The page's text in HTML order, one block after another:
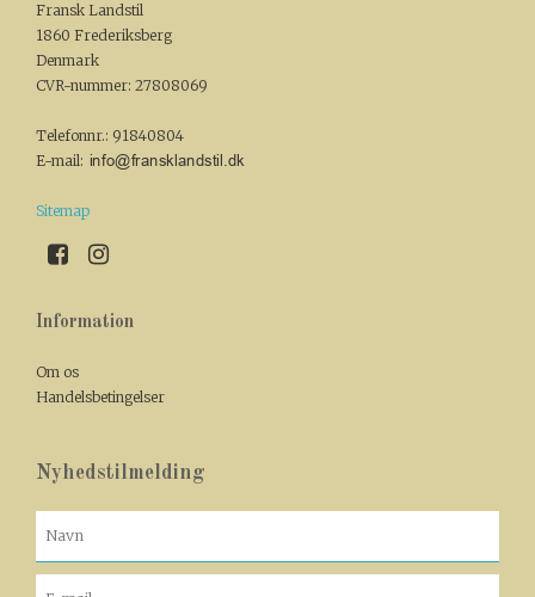
Fransk Landstil
1860 Frederiksberg
Denmark
CVR-nummer: 27808069
Telefonnr.: 91840804
E-mail:
Sitemap
Information
Om os
Handelsbetingelser
Nyhedstilmelding